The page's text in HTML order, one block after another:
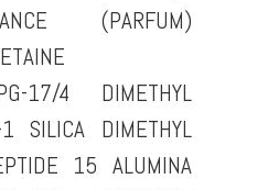
(PARFUM)
17/4 DIMETHYL
1 SILICA DIMETHYL
15 ALUMINA